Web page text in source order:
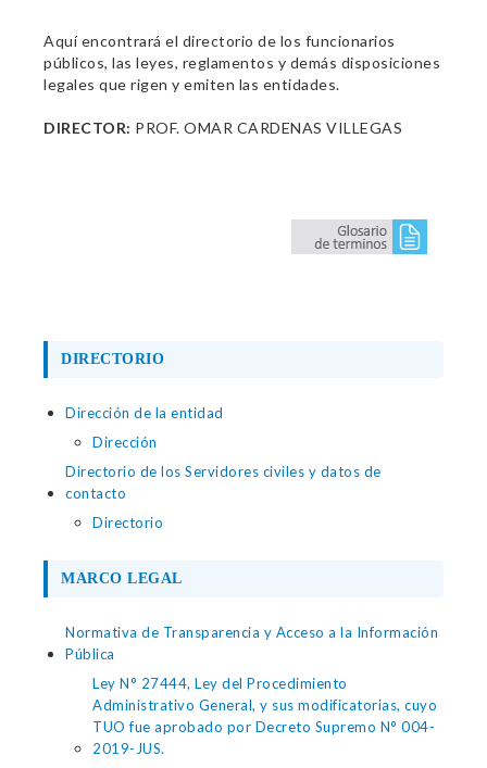
Aquí encontrará el directorio de los funcionarios
públicos, las leyes, reglamentos y demás disposiciones
legales que rigen y emiten las entidades.
DIRECTOR: PROF. OMAR CARDENAS VILLEGAS
DIRECTORIO
Dirección de la entidad
Dirección
Directorio de los Servidores civiles y datos de
contacto
Directorio
MARCO LEGAL
Normativa de Transparencia y Acceso a la Información
Pública
Ley N° 27444, Ley del Procedimiento
Administrativo General, y sus modificatorias, cuyo
TUO fue aprobado por Decreto Supremo N° 004-
2019-JUS.